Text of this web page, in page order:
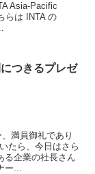
Asia-Pacific
らは INTA の
つきるプレゼ
満員御礼であり
たら、今日はさら
る企業の社長さん
...